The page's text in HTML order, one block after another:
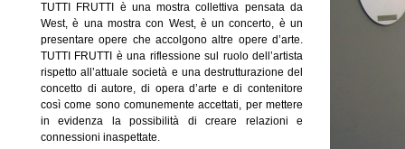
TUTTI FRUTTI è una mostra collettiva pensata da
West, è una mostra con West, è un concerto, è un
presentare opere che accolgono altre opere d’arte.
TUTTI FRUTTI è una riflessione sul ruolo dell’artista
rispetto all’attuale società e una destrutturazione del
concetto di autore, di opera d’arte e di contenitore
così come sono comunemente accettati, per mettere
in evidenza la possibilità di creare relazioni e
connessioni inaspettate.